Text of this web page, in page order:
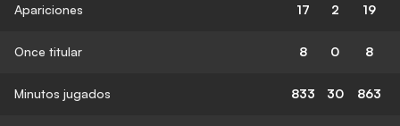
Apariciones 17 2 19
Once titular 8 0 8
Minutos jugados 833 30 863